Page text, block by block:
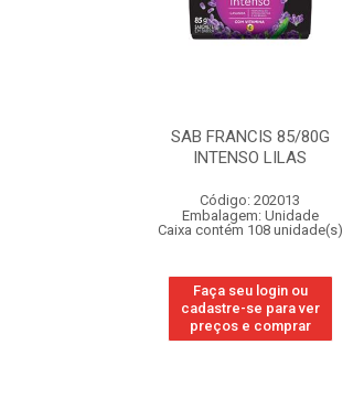
SAB FRANCIS 85/80G
INTENSO LILAS
Código: 202013
Embalagem: Unidade
Caixa contém 108 unidade(s)
Faça seu login ou
cadastre-se para ver
preços e comprar